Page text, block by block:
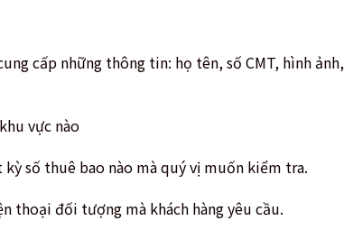
cấp những thông tin: họ tên, số CMT, hình ảnh,
vực nào
kỳ số thuê bao nào mà quý vị muốn kiểm tra.
thoại đối tượng mà khách hàng yêu cầu.